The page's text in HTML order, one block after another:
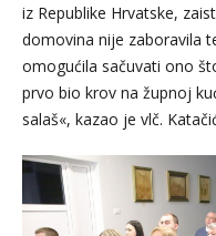
iz Republike Hrvatske,
domovina nije zaboravila
omogućila sačuvati ono
prvo bio krov na župnoj
salaš«, kazao je vlč.